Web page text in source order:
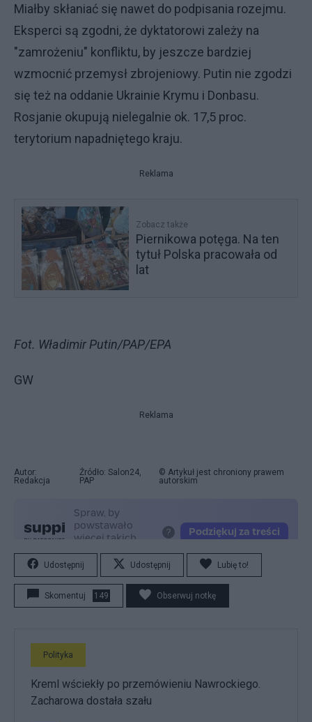
Miałby skłaniać się nawet do podpisania rozejmu.
Eksperci są zgodni, że dyktatorowi zależy na
"zamrożeniu" konfliktu, by jeszcze bardziej
wzmocnić przemysł zbrojeniowy. Putin nie zgodzi
się też na oddanie Ukrainie Krymu i Donbasu.
Rosjanie okupują nielegalnie ok. 17,5 proc.
terytorium napadniętego kraju.
Reklama
Zobacz także
Piernikowa potęga. Na ten
tytuł Polska pracowała od
lat
Fot. Władimir Putin/PAP/EPA
GW
Reklama
Autor:
Redakcja
Źródło: Salon24,
PAP
© Artykuł jest chroniony prawem
autorskim
Udostępnij Udostępnij Lubię to!
Skomentuj 149 Obserwuj notkę
Polityka
Kreml wściekły po przemówieniu Nawrockiego.
Zacharowa dostała szału